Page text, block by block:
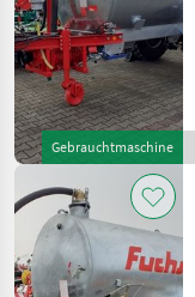
Gebrauchtmaschine